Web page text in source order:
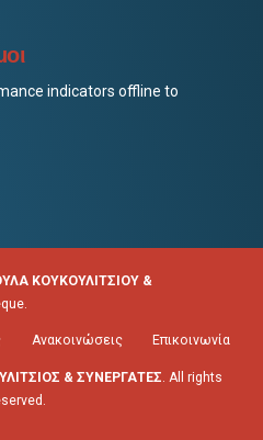
indicators offline to
ΚΟΥΚΟΥΛΙΤΣΙΟΥ &
.
Ανακοινώσεις Επικοινωνία
& ΣΥΝΕΡΓΑΤΕΣ . All rights